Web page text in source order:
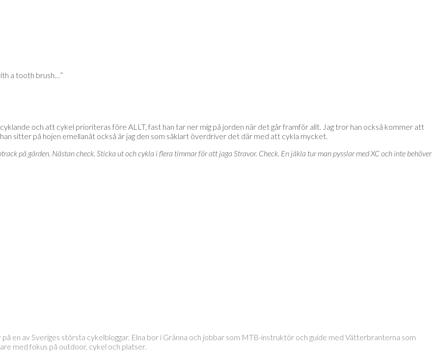
a tooth brush…”
och att cykel prioriteras före ALLT, fast han tar ner mig på jorden när det går framför allt. Jag tror han också kommer att
sitter på hojen emellanåt också är jag den som såklart överdriver det där med att cykla mycket.
på gården. Nästan check. Sticka ut och cykla i flera timmar för att jaga Stravor. Check. En jäkla tur man pysslar med XC och inte behöver
en av Sveriges största cykelbloggar. Elna bor i Gränna och jobbar som MTB-instruktör och guide med Vätterbranterna som
med fokus på outdoor, cykel och platser.